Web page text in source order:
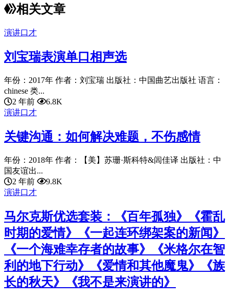
相关文章
演讲口才
刘宝瑞表演单口相声选
年份：2017年 作者：刘宝瑞 出版社：中国曲艺出版社 语言：
chinese 类...
2 年前
6.8K
演讲口才
关键沟通：如何解决难题，不伤感情
年份：2018年 作者：【美】苏珊·斯科特&闾佳译 出版社：中
国友谊出...
2 年前
9.8K
演讲口才
马尔克斯优选套装：《百年孤独》《霍乱
时期的爱情》《一起连环绑架案的新闻》
《一个海难幸存者的故事》《米格尔在智
利的地下行动》《爱情和其他魔鬼》《族
长的秋天》《我不是来演讲的》